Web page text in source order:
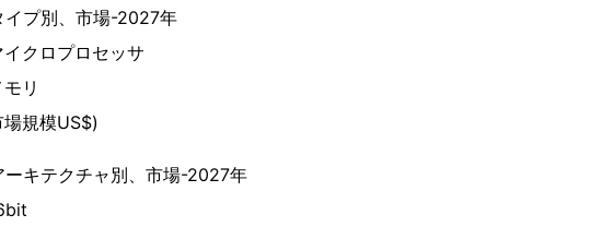
プ別、市場-2027年
イクロプロセッサ
モリ
規模US$)
キテクチャ別、市場-2027年